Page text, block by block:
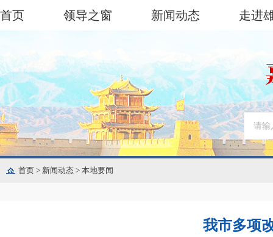
首页 领导之窗 新闻动态 走进
首页 > 新闻动态 > 本地要闻
我市多项